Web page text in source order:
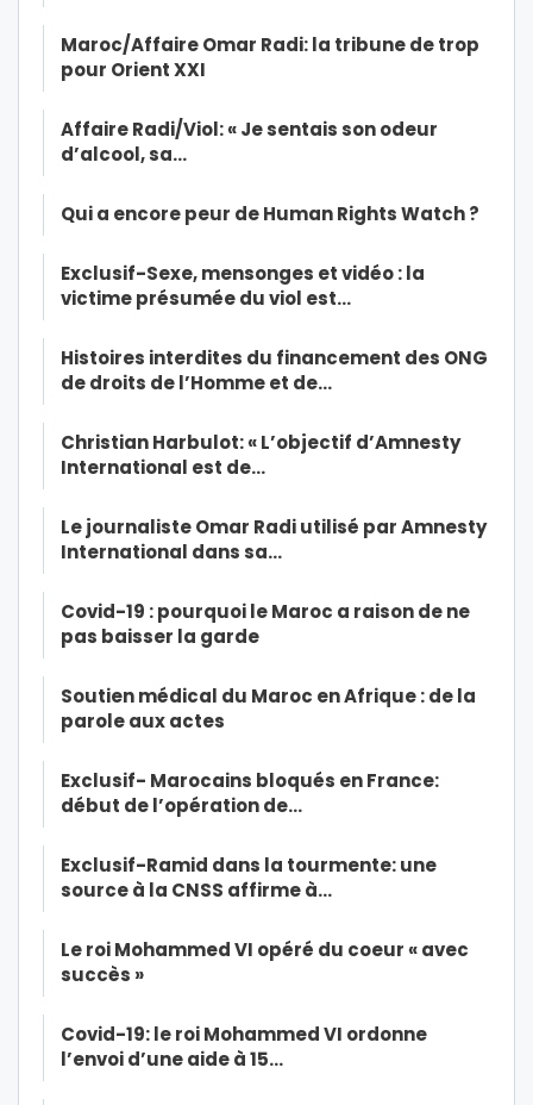
Maroc/Affaire Omar Radi: la tribune de trop
pour Orient XXI
Affaire Radi/Viol: « Je sentais son odeur
d’alcool, sa…
Qui a encore peur de Human Rights Watch ?
Exclusif-Sexe, mensonges et vidéo : la
victime présumée du viol est…
Histoires interdites du financement des ONG
de droits de l’Homme et de…
Christian Harbulot: « L’objectif d’Amnesty
International est de…
Le journaliste Omar Radi utilisé par Amnesty
International dans sa…
Covid-19 : pourquoi le Maroc a raison de ne
pas baisser la garde
Soutien médical du Maroc en Afrique : de la
parole aux actes
Exclusif- Marocains bloqués en France:
début de l’opération de…
Exclusif-Ramid dans la tourmente: une
source à la CNSS affirme à…
Le roi Mohammed VI opéré du coeur « avec
succès »
Covid-19: le roi Mohammed VI ordonne
l’envoi d’une aide à 15…